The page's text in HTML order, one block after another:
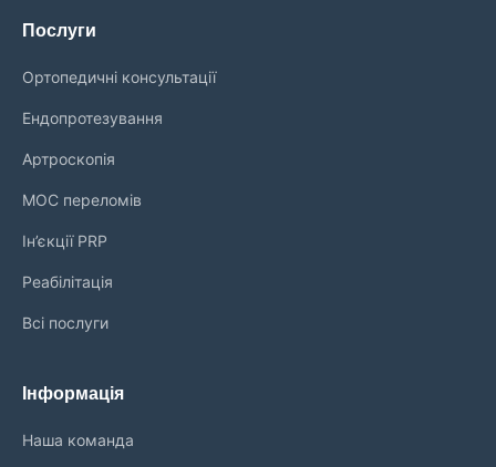
Послуги
Ортопедичні консультації
Ендопротезування
Артроскопія
МОС переломів
Ін’єкції PRP
Реабілітація
Всі послуги
Інформація
Наша команда